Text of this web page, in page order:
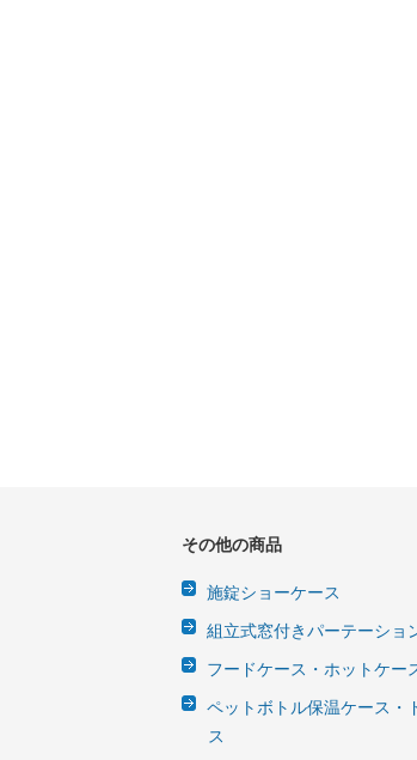
その他の商品
施錠ショーケース
組立式窓付きパーテーショ
フードケース・ホットケー
ペットボトル保温ケース・
ス